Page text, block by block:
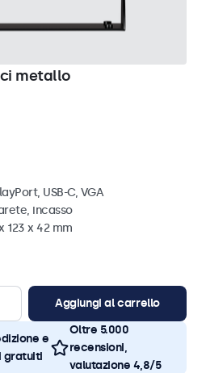
metallo
USB-C, VGA
incasso
123 x 42 mm
Aggiungi al carrello
e
gratuiti
Oltre 5.000
recensioni,
valutazione 4,8/5